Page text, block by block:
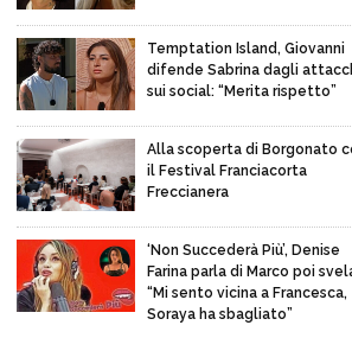
Temptation Island, Giovanni
difende Sabrina dagli
sui social: “Merita rispetto”
Alla scoperta di Borgonato
il Festival Franciacorta
Freccianera
‘Non Succederà Più’, Denise
Farina parla di Marco poi
“Mi sento vicina a Francesca,
Soraya ha sbagliato”